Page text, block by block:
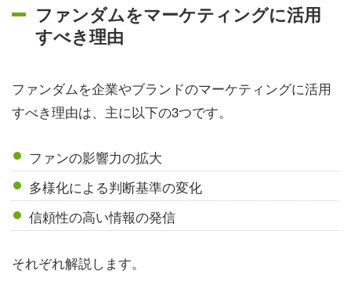
ファンダムをマーケティングに活用
すべき理由
ファンダムを企業やブランドのマーケティングに活用
すべき理由は、主に以下の3つです。
ファンの影響力の拡大
多様化による判断基準の変化
信頼性の高い情報の発信
それぞれ解説します。